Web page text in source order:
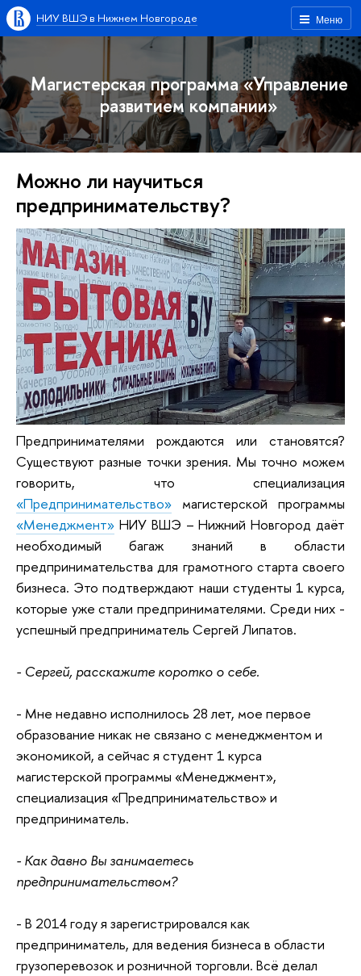
Меню
НИУ ВШЭ в Нижнем Новгороде
Магистерская программа «Управление
развитием компании»
Можно ли научиться
предпринимательству?
Предпринимателями рождаются или становятся?
Существуют разные точки зрения. Мы точно можем
говорить, что специализация
«Предпринимательство» магистерской программы
«Менеджмент» НИУ ВШЭ – Нижний Новгород даёт
необходимый багаж знаний в области
предпринимательства для грамотного старта своего
бизнеса. Это подтверждают наши студенты 1 курса,
которые уже стали предпринимателями. Среди них -
успешный предприниматель Сергей Липатов.
- Сергей, расскажите коротко о себе.
- Мне недавно исполнилось 28 лет, мое первое
образование никак не связано с менеджментом и
экономикой, а сейчас я студент 1 курса
магистерской программы «Менеджмент»,
специализация «Предпринимательство» и
предприниматель.
- Как давно Вы занимаетесь
предпринимательством?
- В 2014 году я зарегистрировался как
предприниматель, для ведения бизнеса в области
грузоперевозок и розничной торговли. Всё делал